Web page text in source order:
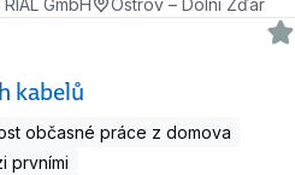
kabelů
občasné práce z domova
prvními